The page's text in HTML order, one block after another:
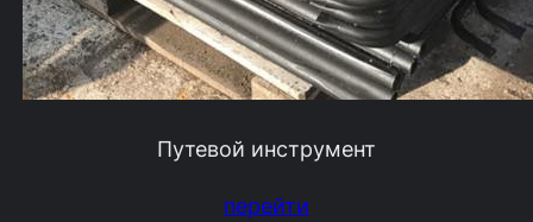
Путевой инструмент
перейти